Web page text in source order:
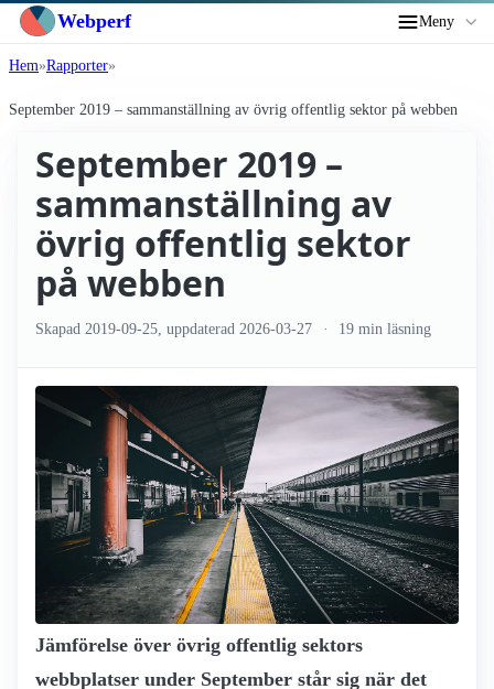
Webperf Meny
Hem Rapporter
September 2019 – sammanställning av övrig offentlig sektor på webben
September 2019 –
sammanställning av
övrig offentlig sektor
på webben
Skapad 2019-09-25 , uppdaterad 2026-03-27 19 min läsning
Jämförelse över övrig offentlig sektors
webbplatser under September står sig när det